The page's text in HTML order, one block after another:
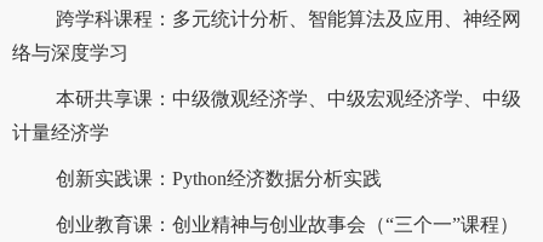
跨学科课程：多元统计分析、智能算法及应用、神经网
络与深度学习
本研共享课：中级微观经济学、中级宏观经济学、中级
计量经济学
创新实践课：Python经济数据分析实践
创业教育课：创业精神与创业故事会（“三个一”课程）